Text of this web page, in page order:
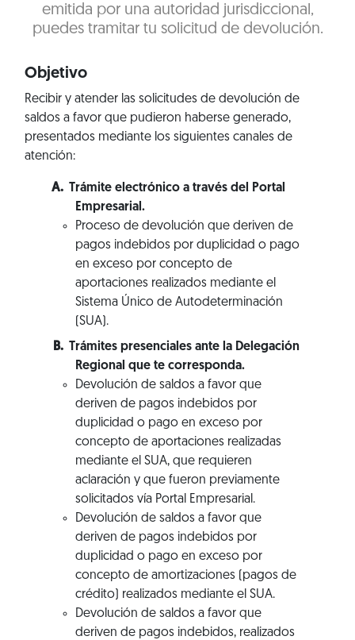
emitida por una autoridad jurisdiccional,
puedes tramitar tu solicitud de devolución.
Objetivo
Recibir y atender las solicitudes de devolución de
saldos a favor que pudieron haberse generado,
presentados mediante los siguientes canales de
atención:
Trámite electrónico a través del Portal
Empresarial.
Proceso de devolución que deriven de
pagos indebidos por duplicidad o pago
en exceso por concepto de
aportaciones realizados mediante el
Sistema Único de Autodeterminación
(SUA).
Trámites presenciales ante la Delegación
Regional que te corresponda.
Devolución de saldos a favor que
deriven de pagos indebidos por
duplicidad o pago en exceso por
concepto de aportaciones realizadas
mediante el SUA, que requieren
aclaración y que fueron previamente
solicitados vía Portal Empresarial.
Devolución de saldos a favor que
deriven de pagos indebidos por
duplicidad o pago en exceso por
concepto de amortizaciones (pagos de
crédito) realizados mediante el SUA.
Devolución de saldos a favor que
deriven de pagos indebidos, realizados